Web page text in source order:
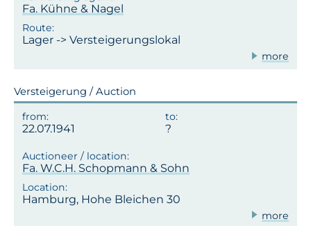
Fa. Kühne & Nagel
Lager -> Versteigerungslokal
more
Versteigerung / Auction
22.07.1941
Fa. W.C.H. Schopmann & Sohn
Hamburg, Hohe Bleichen 30
more